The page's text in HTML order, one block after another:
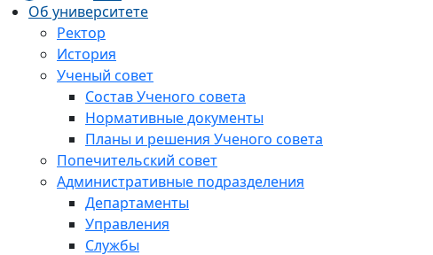
Об университете
Ректор
История
Ученый совет
Состав Ученого совета
Нормативные документы
Планы и решения Ученого совета
Попечительский совет
Административные подразделения
Департаменты
Управления
Службы